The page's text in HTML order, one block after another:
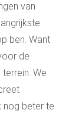
van
ben. Want
de
We
nog beter te